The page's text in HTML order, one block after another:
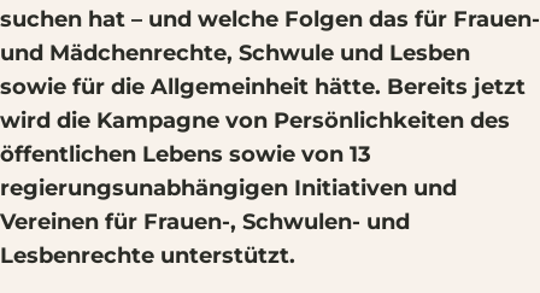
suchen hat – und welche Folgen das für Frauen-
und Mädchenrechte, Schwule und Lesben
sowie für die Allgemeinheit hätte. Bereits jetzt
wird die Kampagne von Persönlichkeiten des
öffentlichen Lebens sowie von 13
regierungsunabhängigen Initiativen und
Vereinen für Frauen-, Schwulen- und
Lesbenrechte unterstützt.